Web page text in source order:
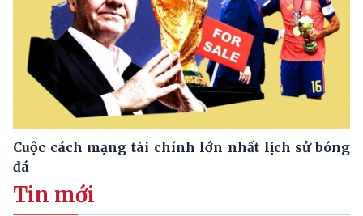
Cuộc cách mạng tài chính lớn nhất lịch sử bóng
đá
Tin mới